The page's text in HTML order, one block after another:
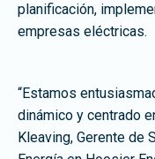
planificación,
empresas eléctricas.
“Estamos
dinámico y centrado
Kleaving, Gerente de